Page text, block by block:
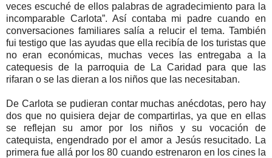
veces escuché de ellos palabras de agradecimiento para la
incomparable Carlota”. Así contaba mi padre cuando en
conversaciones familiares salía a relucir el tema. También
fui testigo que las ayudas que ella recibía de los turistas que
no eran económicas, muchas veces las entregaba a la
catequesis de la parroquia de La Caridad para que las
rifaran o se las dieran a los niños que las necesitaban.
De Carlota se pudieran contar muchas anécdotas, pero hay
dos que no quisiera dejar de compartirlas, ya que en ellas
se reflejan su amor por los niños y su vocación de
catequista, engendrado por el amor a Jesús resucitado. La
primera fue allá por los 80 cuando estrenaron en los cines la